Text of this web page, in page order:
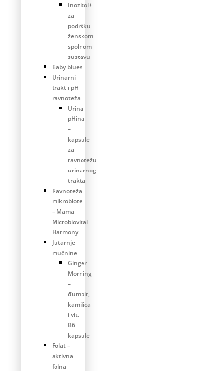
Inozitol+
za
podršku
ženskom
spolnom
sustavu
Baby blues
Urinarni
trakt i pH
ravnoteža
Urina
pHina
–
kapsule
za
ravnotežu
urinarnog
trakta
Ravnoteža
mikrobiote
– Mama
Microbiovital
Harmony
Jutarnje
mučnine
Ginger
Morning
–
đumbir,
kamilica
i vit.
B6
kapsule
Folat –
aktivna
folna